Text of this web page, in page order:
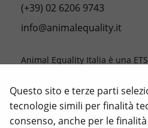
(+39) 02 6206 9743
info@animalequality.it
Animal Equality Italia è una
animali, registrata con il codice
Le donazioni ad Animal
tasse nella misura consentita
Questo sito e terze parti
tecnologie simili per finalità
consenso, anche per le